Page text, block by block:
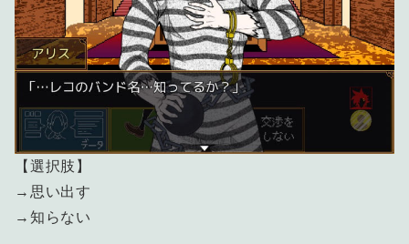
【選択肢】
→思い出す
→知らない